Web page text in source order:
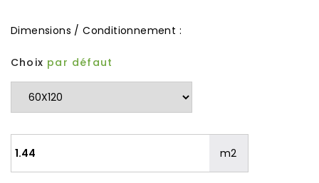
Dimensions / Conditionnement :
Choix par défaut
m2